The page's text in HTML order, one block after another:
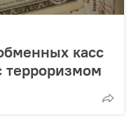
касс
терроризмом